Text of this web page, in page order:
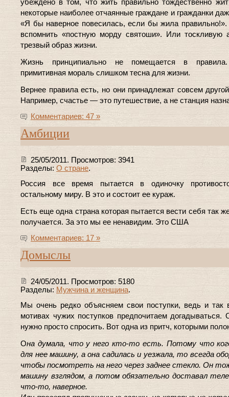
убеждено в том, что жить правильно тождественно
некоторые наиболее отчаянные граждане и гражданки
«Я бы наверное повесилась, если бы жила
вспомнить «постную морду святоши». Или тоскливую
трезвый образ жизни.
Жизнь принципиально не помещается в
примитивная мораль слишком тесна для жизни.
Вернее правила есть, но они принадлежат совсем
Например, счастье — это путешествие, а не станция
Комментариев: 47 »
Амбиции
25/05/2011. Просмотров: 3941
Разделы: О стране.
Россия все время пытается в одиночку
остальному миру. В это и состоит ее кураж.
Есть еще одна страна которая пытается вести себя так
получается. За это мы ее ненавидим. Это США
Комментариев: 17 »
Домыслы
24/05/2011. Просмотров: 5180
Разделы: Мужчина и женщина.
Мы очень редко объясняем свои поступки, ведь и так
мотивах чужих поступков предпочитаем догадываться.
нужно просто спросить. Вот одна из притч, которыми
Она думала, что у него кто-то есть. Потому что
для нее машину, а она садилась и уезжала, то всегда
чтобы посмотреть на него через заднее стекло. Он
машину взглядом, а потом обязательно доставал
что-то, наверное.